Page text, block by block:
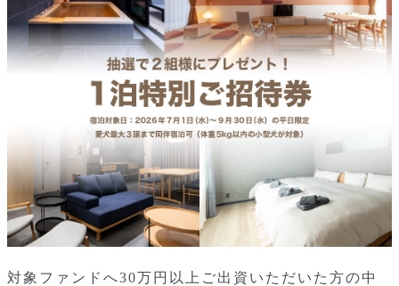
対象ファンドへ30万円以上ご出資いただいた方の中